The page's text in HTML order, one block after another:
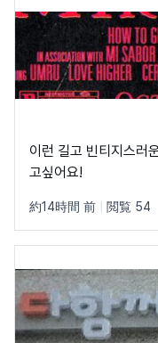
이런 길고 빈티지스러
고싶어요!
約14時間 前 閲覧 54